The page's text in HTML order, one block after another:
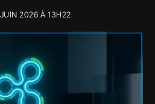
2026 À 13H22